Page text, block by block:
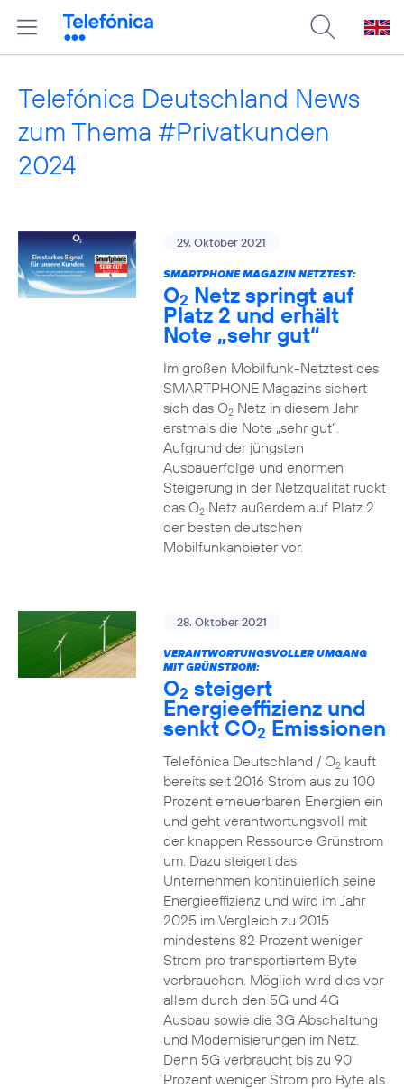
Telefónica Deutschland News
zum Thema #Privatkunden
2024
29. Oktober 2021
SMARTPHONE MAGAZIN NETZTEST:
O2 Netz springt auf
Platz 2 und erhält
Note „sehr gut“
Im großen Mobilfunk-Netztest des
SMARTPHONE Magazins sichert
sich das O2Netz in diesem Jahr
erstmals die Note „sehr gut“.
Aufgrund der jüngsten
Ausbauerfolge und enormen
Steigerung in der Netzqualität rückt
das O2Netz außerdem auf Platz 2
der besten deutschen
Mobilfunkanbieter vor.
28. Oktober 2021
VERANTWORTUNGSVOLLER UMGANG
MIT GRÜNSTROM:
O2 steigert
Energieeffizienz und
senkt CO2 Emissionen
Telefónica Deutschland / O2kauft
bereits seit 2016 Strom aus zu 100
Prozent erneuerbaren Energien ein
und geht verantwortungsvoll mit
der knappen Ressource Grünstrom
um. Dazu steigert das
Unternehmen kontinuierlich seine
Energieeffizienz und wird im Jahr
2025 im Vergleich zu 2015
mindestens 82 Prozent weniger
Strom pro transportiertem Byte
verbrauchen. Möglich wird dies vor
allem durch den 5G und 4G
Ausbau sowie die 3G Abschaltung
und Modernisierungen im Netz.
Denn 5G verbraucht bis zu 90
Prozent weniger Strom pro Byte als